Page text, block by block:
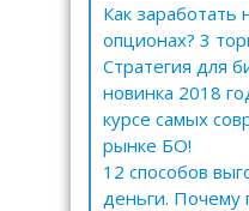
Как заработать
опционах? 3
Стратегия для
новинка 2018
курсе самых
рынке БО!
12 способов
деньги. Почему